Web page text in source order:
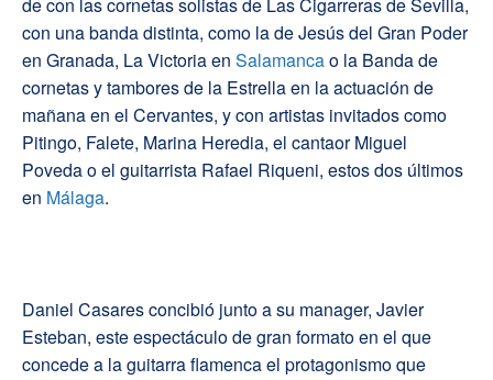
con una banda distinta, como la de Jesús del Gran Poder
en Granada, La Victoria en Salamancao la Banda de
cornetas y tambores de la Estrella en la actuación de
mañana en el Cervantes, y con artistas invitados como
Pitingo, Falete, Marina Heredia, el cantaor Miguel
Poveda o el guitarrista Rafael Riqueni, estos dos últimos
en Málaga.
Daniel Casares concibió junto a su manager, Javier
Esteban, este espectáculo de gran formato en el que
concede a la guitarra flamenca el protagonismo que